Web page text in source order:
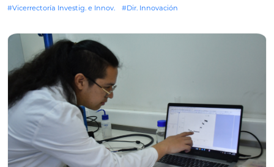
#Vicerrectoría Investig. e Innov. #Dir. Innovación